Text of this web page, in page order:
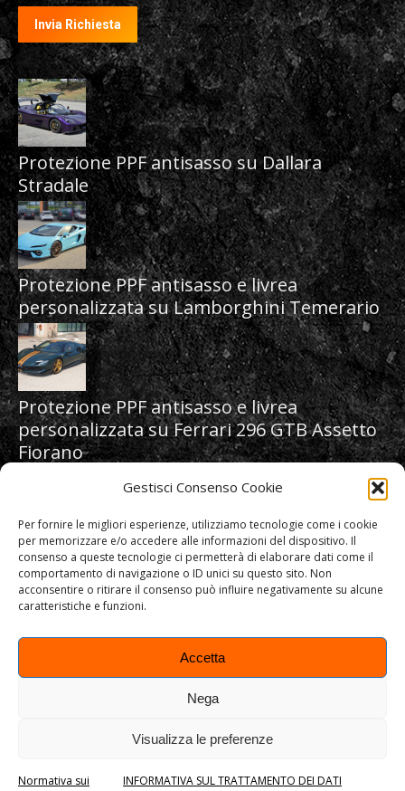
Gestisci Consenso Cookie
Per fornire le migliori esperienze, utilizziamo tecnologie come i cookie
per memorizzare e/o accedere alle informazioni del dispositivo. Il
consenso a queste tecnologie ci permetterà di elaborare dati come il
comportamento di navigazione o ID unici su questo sito. Non
acconsentire o ritirare il consenso può influire negativamente su alcune
caratteristiche e funzioni.
Accetta
Nega
Visualizza le preferenze
Normativa sui INFORMATIVA SUL TRATTAMENTO DEI DATI
Protezione PPF antisasso su Dallara
Stradale
Protezione PPF antisasso e livrea
personalizzata su Lamborghini Temerario
Protezione PPF antisasso e livrea
personalizzata su Ferrari 296 GTB Assetto
Fiorano
Protezione PPF antisasso su Porsche 911
992 by Ferragamo
15.000 euro i.v.
Informativa sul trattamento dei dati personali|Normativa sui